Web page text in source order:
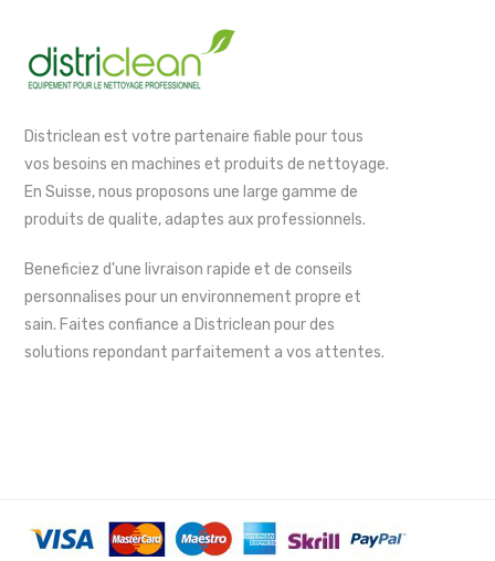
Districlean est votre partenaire fiable pour tous
vos besoins en machines et produits de nettoyage.
En Suisse, nous proposons une large gamme de
produits de qualite, adaptes aux professionnels.
Beneficiez d'une livraison rapide et de conseils
personnalises pour un environnement propre et
sain. Faites confiance a Districlean pour des
solutions repondant parfaitement a vos attentes.